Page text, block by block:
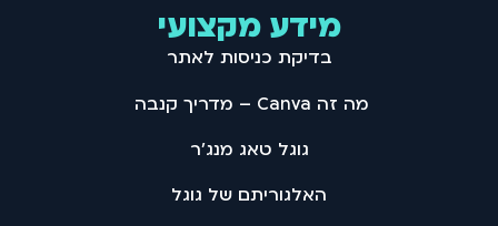
מידע מקצועי
בדיקת כניסות לאתר
מה זה Canva – מדריך קנבה
גוגל טאג מנג'ר
האלגוריתם של גוגל